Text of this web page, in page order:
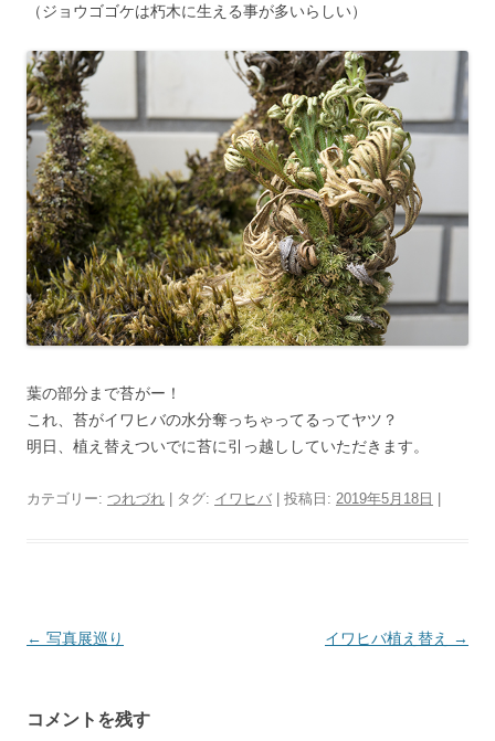
（ジョウゴゴケは朽木に生える事が多いらしい）
葉の部分まで苔がー！
これ、苔がイワヒバの水分奪っちゃってるってヤツ？
明日、植え替えついでに苔に引っ越ししていただきます。
カテゴリー: つれづれ | タグ: イワヒバ | 投稿日: 2019年5月18日 |
投
ビ
← 写真展巡り イワヒバ植え替え →
コメントを残す